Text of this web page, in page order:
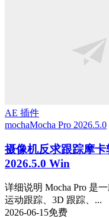
AE 插件
mochaMocha Pro 2026.5.0
摄像机反求跟踪摩
2026.5.0 Win
详细说明 Mocha Pro 是
运动跟踪、3D 跟踪、...
2026-06-15免费